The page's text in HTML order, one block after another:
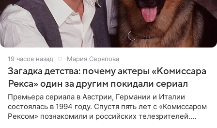
19 часов назад Мария Серяпова
Загадка детства: почему актеры «Комиссара
Рекса» один за другим покидали сериал
Премьера сериала в Австрии, Германии и Италии
состоялась в 1994 году. Спустя пять лет с «Комиссаром
Рексом» познакомили и российских телезрителей.